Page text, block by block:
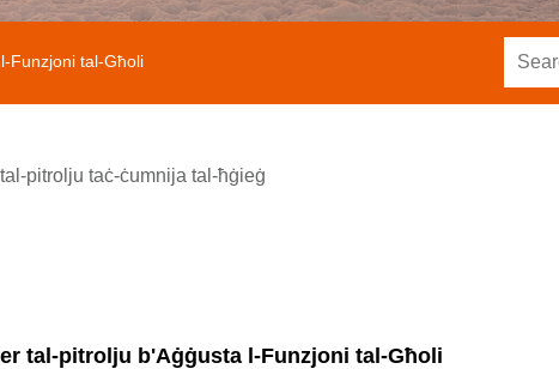
Funzjoni tal-Għoli
pitrolju taċ-ċumnija tal-ħġieġ
tal-pitrolju b'Aġġusta l-Funzjoni tal-Għoli